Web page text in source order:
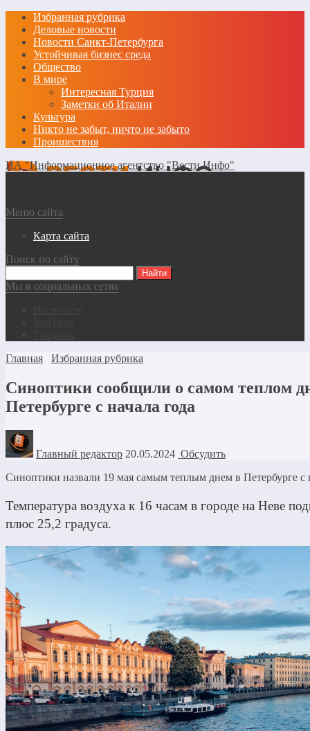
Избранная рубрика
Деловые новости
Новости Санкт-Петербурга
Устойчивая бизнес среда
Общество
В мире
Интересная Турция
Заметки об Италии
Культура
Никто не забыт, ничто не забыто
Проишествия
ИА "Информационное агентство "Вести Инфо"
Меню сайта
Карта сайта
Поиск по сайту
Мы в социальных сетях
Главная
Избранная рубрика
Синоптики сообщили о самом теплом
Петербурге с начала года
Главный редактор 20.05.2024 Обсудить
Синоптики назвали 19 мая самым теплым днем в Петербурге с
Температура воздуха к 16 часам в городе на Неве
плюс 25,2 градуса.